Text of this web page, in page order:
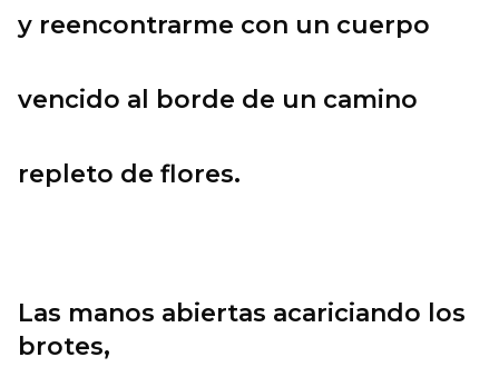
y reencontrarme con un cuerpo
vencido al borde de un camino
repleto de flores.
Las manos abiertas acariciando los
brotes,